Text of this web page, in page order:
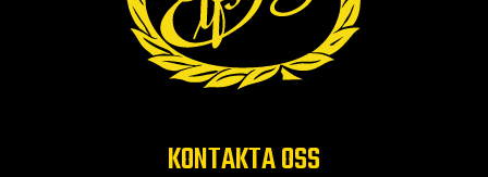
KONTAKTA OSS